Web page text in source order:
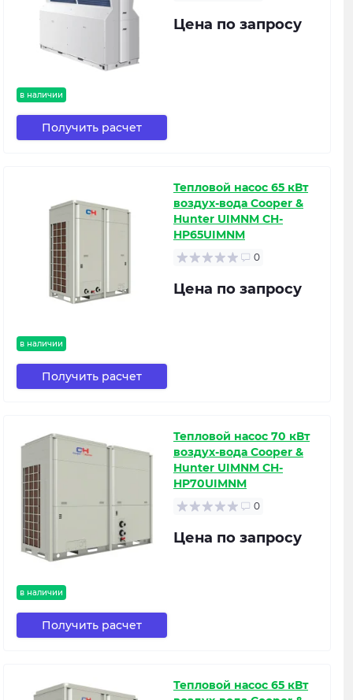
в наличии
Цена по запросу
Получить расчет
в наличии
Тепловой насос 65 кВт
воздух-вода Cooper &
Hunter UIMNM CH-
HP65UIMNM
0
Цена по запросу
Получить расчет
в наличии
Тепловой насос 70 кВт
воздух-вода Cooper &
Hunter UIMNM CH-
HP70UIMNM
0
Цена по запросу
Получить расчет
Тепловой насос 65 кВт